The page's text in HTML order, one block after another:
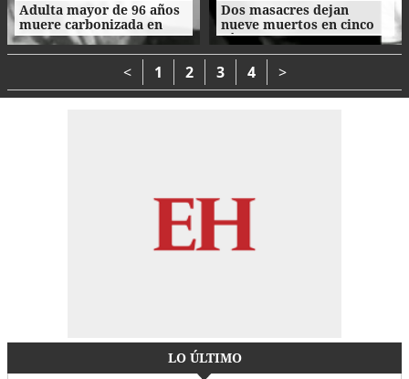
Adulta mayor de 96 años
muere carbonizada en
incendio en San Manuel,
Cortés
Dos masacres dejan
nueve muertos en cinco
días en el norte de
Honduras
< 1 2 3 4 >
LO ÚLTIMO